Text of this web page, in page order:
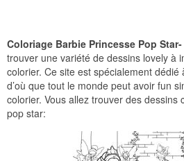
Coloriage Barbie Princesse Pop Star-
trouver une variété de dessins lovely à
colorier. Ce site est spécialement
d’où que tout le monde peut avoir fun
colorier. Vous allez trouver des dessins
pop star: